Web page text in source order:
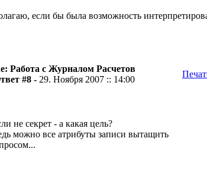
если бы была возможность
Работа с Журналом Расчетов
#8 - 29. Ноября 2007 :: 14:00
не секрет - а какая цель?
можно все атрибуты записи вытащить